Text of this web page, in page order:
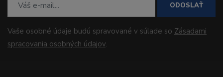
ODOSLAŤ
Vaše osobné údaje budú spravované v súlade so Zásadami
spracovania osobných údajov.